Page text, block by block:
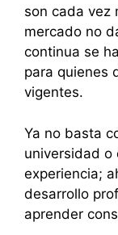
son cada vez
mercado no
continua se
para quienes
vigentes.
Ya no basta
universidad o
experiencia;
desarrollo
aprender